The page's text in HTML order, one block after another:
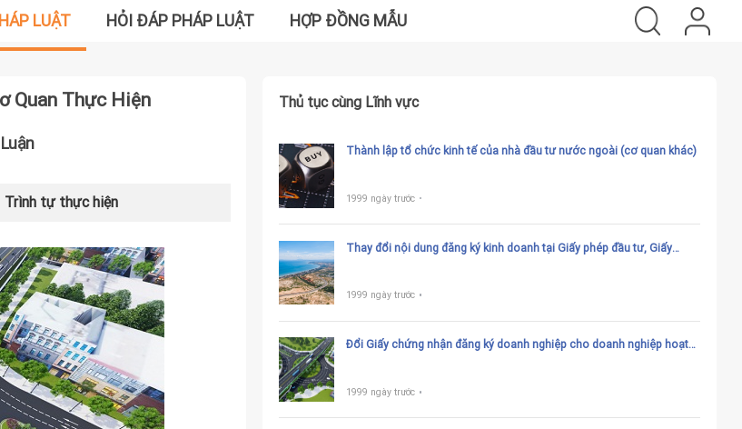
LUẬT HỎI ĐÁP PHÁP LUẬT HỢP ĐỒNG MẪU
Quan Thực Hiện
Trình tự thực hiện
Thủ tục cùng Lĩnh vực
Thành lập tổ chức kinh tế của nhà đầu tư nước ngoài (cơ quan khác)
1999 ngày trước
Thay đổi nội dung đăng ký kinh doanh tại Giấy phép đầu tư, Giấy
1999 ngày trước
Đổi Giấy chứng nhận đăng ký doanh nghiệp cho doanh nghiệp hoạt
pháp lý tương đương
1999 ngày trước